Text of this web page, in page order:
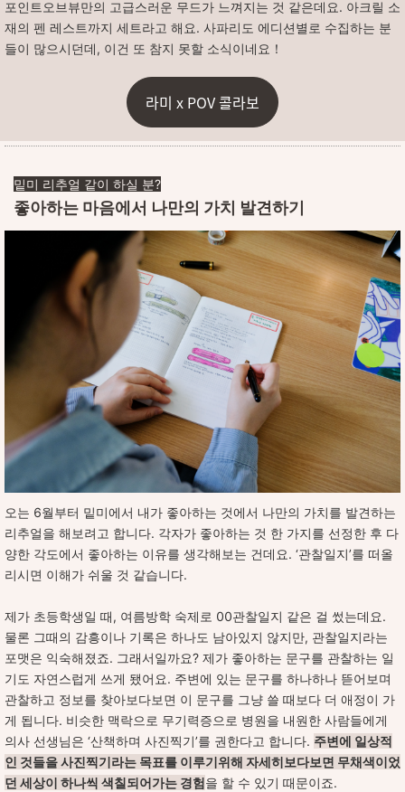
포인트오브뷰만의 고급스러운 무드가 느껴지는 것 같은데요. 아크릴 소
재의 펜 레스트까지 세트라고 해요. 사파리도 에디션별로 수집하는 분
들이 많으시던데, 이건 또 참지 못할 소식이네요！
라미 x POV 콜라보
밑미 리추얼 같이 하실 분?
좋아하는 마음에서 나만의 가치 발견하기
오는 6월부터 밑미에서 내가 좋아하는 것에서 나만의 가치를 발견하는
리추얼을 해보려고 합니다. 각자가 좋아하는 것 한 가지를 선정한 후 다
양한 각도에서 좋아하는 이유를 생각해보는 건데요. ‘관찰일지’를 떠올
리시면 이해가 쉬울 것 같습니다.
제가 초등학생일 때, 여름방학 숙제로 00관찰일지 같은 걸 썼는데요.
물론 그때의 감흥이나 기록은 하나도 남아있지 않지만, 관찰일지라는
포맷은 익숙해졌죠. 그래서일까요? 제가 좋아하는 문구를 관찰하는 일
기도 자연스럽게 쓰게 됐어요. 주변에 있는 문구를 하나하나 뜯어보며
관찰하고 정보를 찾아보다보면 이 문구를 그냥 쓸 때보다 더 애정이 가
게 됩니다. 비슷한 맥락으로 무기력증으로 병원을 내원한 사람들에게
의사 선생님은 ‘산책하며 사진찍기’를 권한다고 합니다. 주변에 일상적
인 것들을 사진찍기라는 목표를 이루기위해 자세히보다보면 무채색이었
던 세상이 하나씩 색칠되어가는 경험을 할 수 있기 때문이죠.